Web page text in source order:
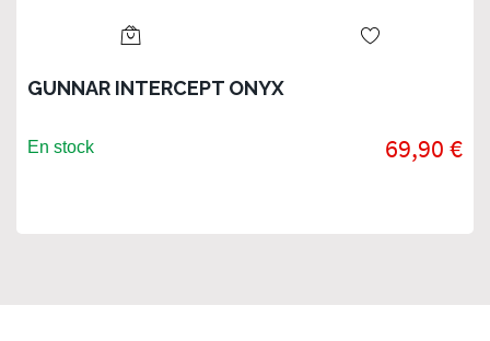
GUNNAR INTERCEPT ONYX
En stock 69,90 €